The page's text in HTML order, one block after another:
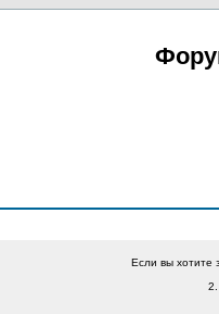
Если вы хотите